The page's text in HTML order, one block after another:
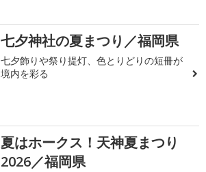
七夕神社の夏まつり／福岡県
七夕飾りや祭り提灯、色とりどりの短冊が
境内を彩る
夏はホークス！天神夏まつり
2026／福岡県